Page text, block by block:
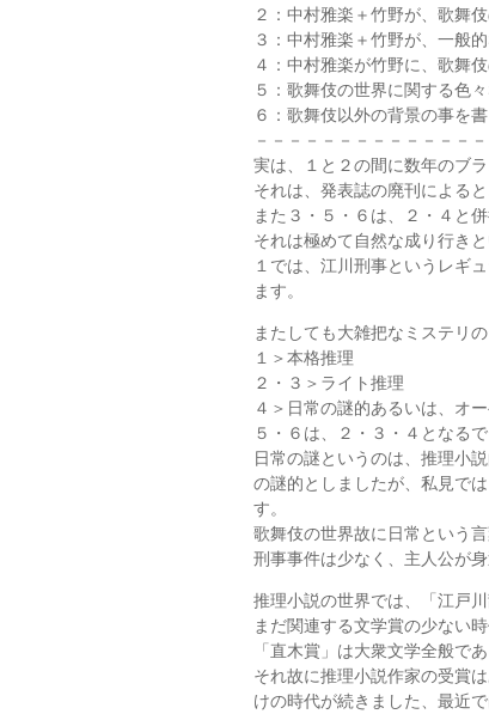
２：中村雅楽＋竹野が、歌舞
３：中村雅楽＋竹野が、一般
４：中村雅楽が竹野に、歌舞
５：歌舞伎の世界に関する色々
６：歌舞伎以外の背景の事を書
－－－－－－－－－－－－－－
実は、１と２の間に数年のブラ
それは、発表誌の廃刊によると
また３・５・６は、２・４と
それは極めて自然な成り行きと
１では、江川刑事というレギ
ます。
またしても大雑把なミステリ
１＞本格推理
２・３＞ライト推理
４＞日常の謎的あるいは、オ
５・６は、２・３・４となるで
日常の謎というのは、推理小
の謎的としましたが、私見で
す。
歌舞伎の世界故に日常という
刑事事件は少なく、主人公が
推理小説の世界では、「江戸
まだ関連する文学賞の少ない時
「直木賞」は大衆文学全般で
それ故に推理小説作家の受賞
けの時代が続きました、最近